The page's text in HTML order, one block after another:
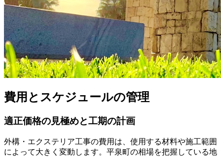
費用とスケジュールの管理
適正価格の見極めと工期の計画
外構・エクステリア工事の費用は、使用する材料や施工範囲
によって大きく変動します。平泉町の相場を把握している地